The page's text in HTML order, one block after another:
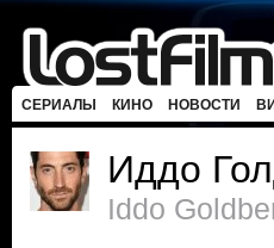
СЕРИАЛЫ КИНО НОВОСТИ
Иддо
Iddo